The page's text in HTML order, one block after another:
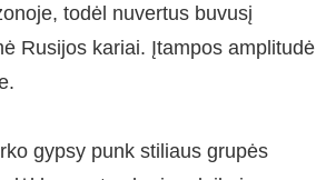
todėl nuvertus buvusį
Rusijos kariai. Įtampos amplitudė
gypsy punk stiliaus grupės